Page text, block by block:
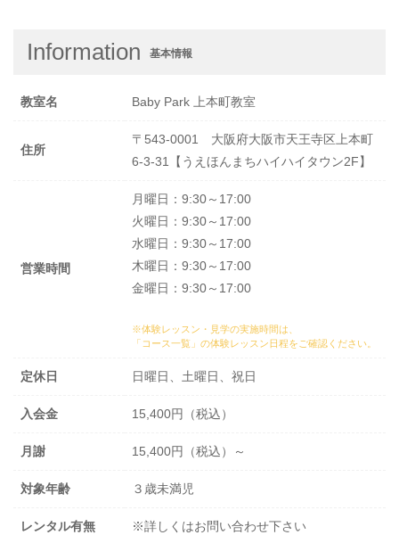
Information 基本情報
教室名 Baby Park 上本町教室
住所
〒543-0001 大阪府大阪市天王寺区上本町
6-3-31【うえほんまちハイハイタウン2F】
営業時間
月曜日：9:30～17:00
火曜日：9:30～17:00
水曜日：9:30～17:00
木曜日：9:30～17:00
金曜日：9:30～17:00
※体験レッスン・見学の実施時間は、
「コース一覧」の体験レッスン日程をご確認ください。
定休日 日曜日、土曜日、祝日
入会金 15,400円（税込）
月謝 15,400円（税込）～
対象年齢 ３歳未満児
レンタル有無 ※詳しくはお問い合わせ下さい